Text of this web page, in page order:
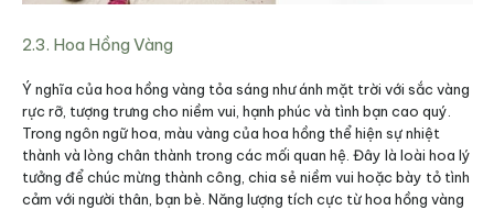
2.3. Hoa Hồng Vàng
Ý nghĩa của hoa hồng vàng tỏa sáng như ánh mặt trời với sắc vàng
rực rỡ, tượng trưng cho niềm vui, hạnh phúc và tình bạn cao quý.
Trong ngôn ngữ hoa, màu vàng của hoa hồng thể hiện sự nhiệt
thành và lòng chân thành trong các mối quan hệ. Đây là loài hoa lý
tưởng để chúc mừng thành công, chia sẻ niềm vui hoặc bày tỏ tình
cảm với người thân, bạn bè. Năng lượng tích cực từ hoa hồng vàng